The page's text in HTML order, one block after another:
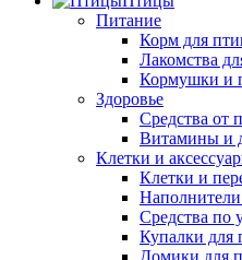
Питание
Корм для
Лакомства
Кормушки и
Здоровье
Средства от
Витамины и
Клетки и
Клетки и
Наполнители
Средства по
Купалки для